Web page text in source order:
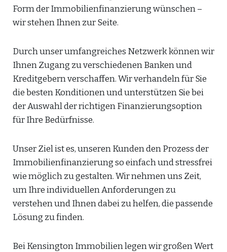
Form der Immobilienfinanzierung wünschen –
wir stehen Ihnen zur Seite.
Durch unser umfangreiches Netzwerk können wir
Ihnen Zugang zu verschiedenen Banken und
Kreditgebern verschaffen. Wir verhandeln für Sie
die besten Konditionen und unterstützen Sie bei
der Auswahl der richtigen Finanzierungsoption
für Ihre Bedürfnisse.
Unser Ziel ist es, unseren Kunden den Prozess der
Immobilienfinanzierung so einfach und stressfrei
wie möglich zu gestalten. Wir nehmen uns Zeit,
um Ihre individuellen Anforderungen zu
verstehen und Ihnen dabei zu helfen, die passende
Lösung zu finden.
Bei Kensington Immobilien legen wir großen Wert